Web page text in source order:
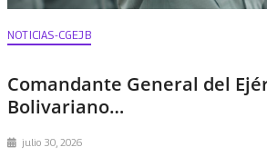
NOTICIAS-CGEJB
Comandante General del
Bolivariano…
julio 30, 2026